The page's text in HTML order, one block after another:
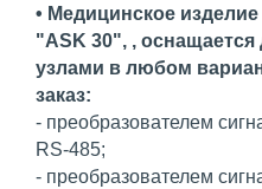
• Медицинское
"ASK 30", ,
узлами в любом
заказ:
- преобразователем
RS-485;
- преобразователем